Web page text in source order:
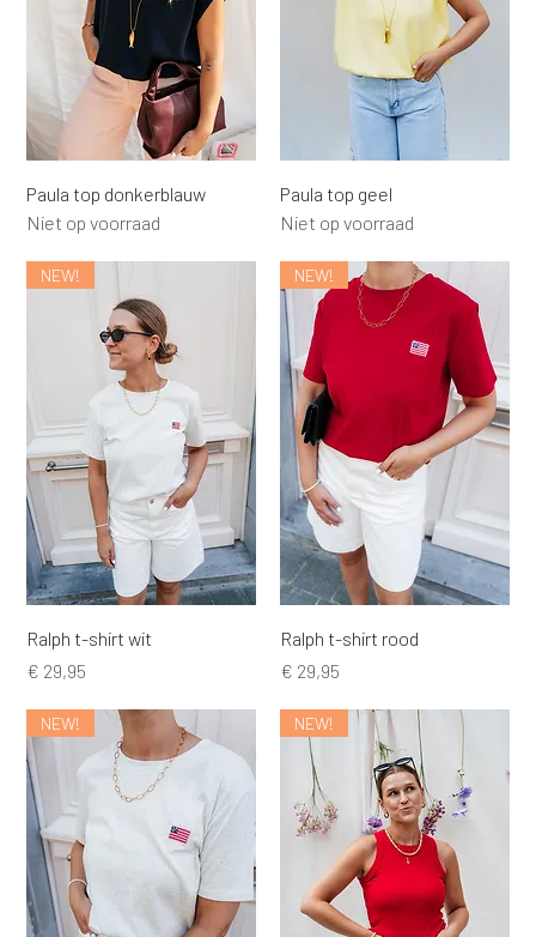
Paula top donkerblauw
Niet op voorraad
Paula top geel
Niet op voorraad
NEW!
Ralph t-shirt wit
Prijs
€ 29,95
NEW!
Ralph t-shirt rood
Prijs
€ 29,95
NEW! NEW!